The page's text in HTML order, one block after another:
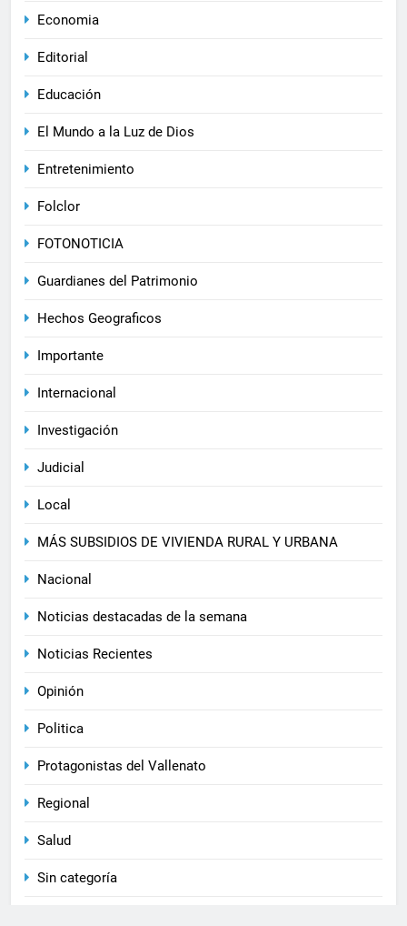
Economia
Editorial
Educación
El Mundo a la Luz de Dios
Entretenimiento
Folclor
FOTONOTICIA
Guardianes del Patrimonio
Hechos Geograficos
Importante
Internacional
Investigación
Judicial
Local
MÁS SUBSIDIOS DE VIVIENDA RURAL Y URBANA
Nacional
Noticias destacadas de la semana
Noticias Recientes
Opinión
Politica
Protagonistas del Vallenato
Regional
Salud
Sin categoría